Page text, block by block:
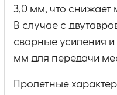
3,0 мм, что снижает
В случае с
сварные усиления
мм для передачи
Пролетные